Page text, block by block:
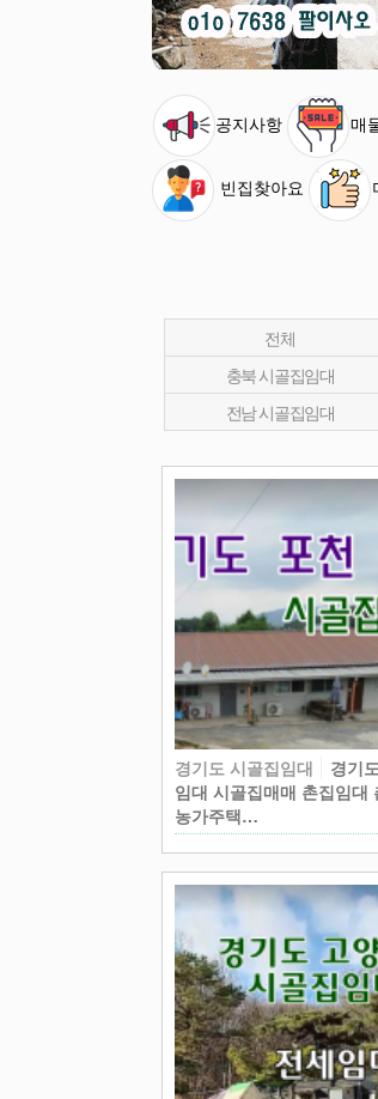
공지사항 매
빈집찾아요
전체
충북 시골집임대
전남 시골집임대
경기도 시골집임대
경기
임대 시골집매매 촌집임대
농가주택…